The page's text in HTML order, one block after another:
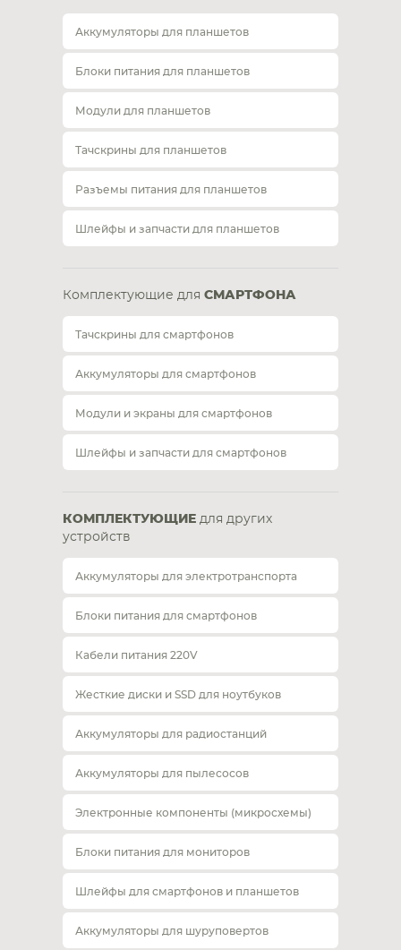
Аккумуляторы для планшетов
Блоки питания для планшетов
Модули для планшетов
Тачскрины для планшетов
Разъемы питания для планшетов
Шлейфы и запчасти для планшетов
Комплектующие для СМАРТФОНА
Тачскрины для смартфонов
Аккумуляторы для смартфонов
Модули и экраны для смартфонов
Шлейфы и запчасти для смартфонов
КОМПЛЕКТУЮЩИЕ для других
устройств
Аккумуляторы для электротранспорта
Блоки питания для смартфонов
Кабели питания 220V
Жесткие диски и SSD для ноутбуков
Аккумуляторы для радиостанций
Аккумуляторы для пылесосов
Электронные компоненты (микросхемы)
Блоки питания для мониторов
Шлейфы для смартфонов и планшетов
Аккумуляторы для шуруповертов